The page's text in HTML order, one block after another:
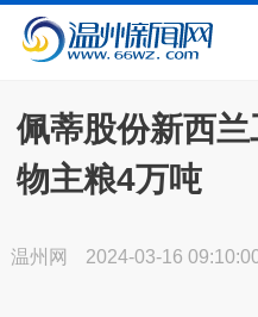
佩蒂股份新西
物主粮4万吨
温州网 2024-03-16